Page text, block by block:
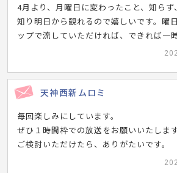
4月より、月曜日に変わったこと、知らず
知り明日から観れるので嬉しいです。曜
ップで流していただければ、できれば一
天神西新ムロミ
毎回楽しみにしています。
ぜひ１時間枠での放送をお願いいたします
ご検討いただけたら、ありがたいです。